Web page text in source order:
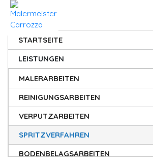
STARTSEITE
LEISTUNGEN
MALERARBEITEN
REINIGUNGSARBEITEN
VERPUTZARBEITEN
SPRITZVERFAHREN
BODENBELAGSARBEITEN